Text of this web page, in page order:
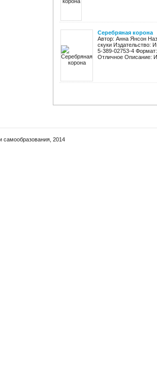
Серебряная корона
Автор: Анна Янсон
скуки Издательство:
5-389-02753-4
Отличное Описание:
самообразования, 2014